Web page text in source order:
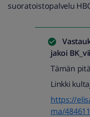
suoratoistopalvelu
jakoi
Tämän
Linkki
https://
ma/